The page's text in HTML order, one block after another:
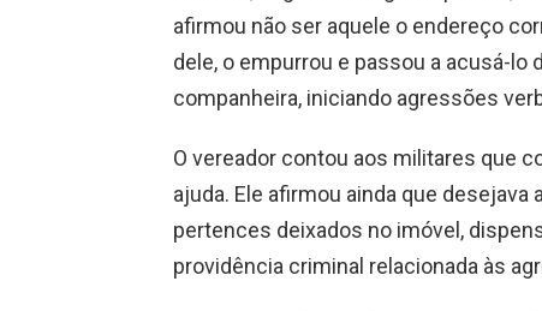
afirmou não ser aquele o endereço
dele, o empurrou e passou a acusá-
companheira, iniciando agressões
O vereador contou aos militares que
ajuda. Ele afirmou ainda que
pertences deixados no imóvel,
providência criminal relacionada às